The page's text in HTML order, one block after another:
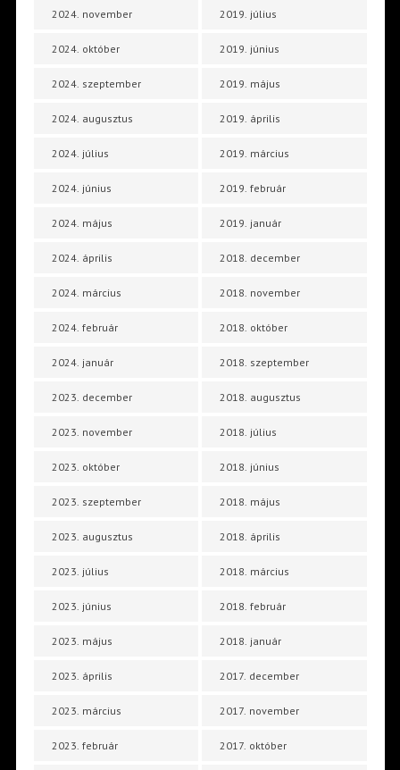
2024. november
2024. október
2024. szeptember
2024. augusztus
2024. július
2024. június
2024. május
2024. április
2024. március
2024. február
2024. január
2023. december
2023. november
2023. október
2023. szeptember
2023. augusztus
2023. július
2023. június
2023. május
2023. április
2023. március
2023. február
2019. július
2019. június
2019. május
2019. április
2019. március
2019. február
2019. január
2018. december
2018. november
2018. október
2018. szeptember
2018. augusztus
2018. július
2018. június
2018. május
2018. április
2018. március
2018. február
2018. január
2017. december
2017. november
2017. október